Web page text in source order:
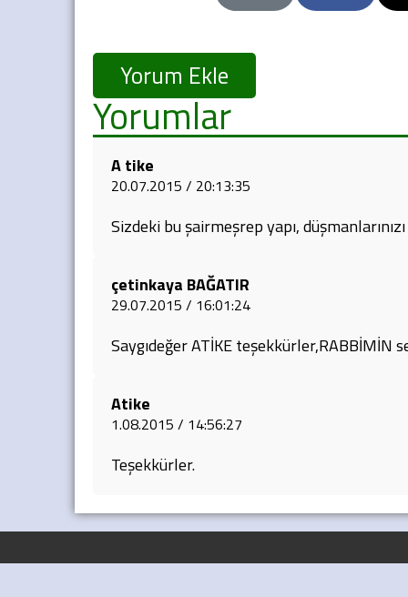
Yorum Ekle
Yorumlar
A tike
20.07.2015 / 20:13:35
Sizdeki bu şairmeşrep yapı,
çetinkaya BAĞATIR
29.07.2015 / 16:01:24
Saygıdeğer ATİKE teşekkürler,RABBİMİN
Atike
1.08.2015 / 14:56:27
Teşekkürler.